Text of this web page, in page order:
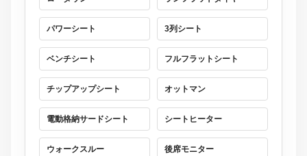
パワーシート 3列シート
ベンチシート フルフラットシート
チップアップシート オットマン
電動格納サードシート シートヒーター
ウォークスルー 後席モニター